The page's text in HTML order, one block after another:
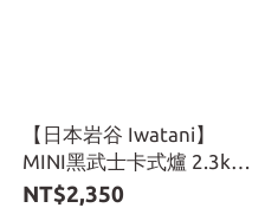
【日本岩谷 Iwatani】
MINI黑武士卡式爐 2.3kW
附攜帶盒 CB-ODX-JR-BK
NT$2,350